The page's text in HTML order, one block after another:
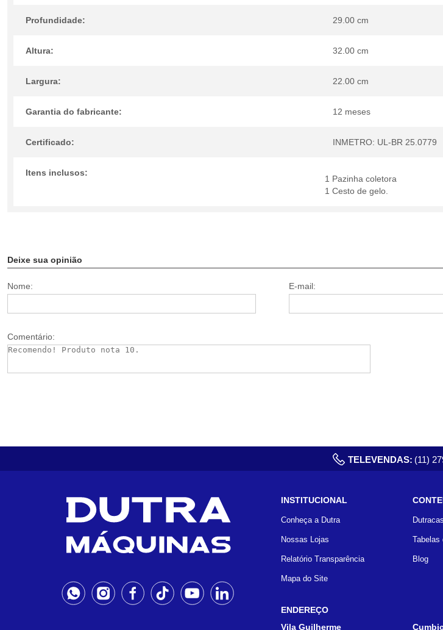
Profundidade: 29.00 cm
Altura: 32.00 cm
Largura: 22.00 cm
Garantia do fabricante: 12 meses
Certificado: INMETRO: UL-BR 25.0779
Itens inclusos:
1 Pazinha coletora
1 Cesto de gelo.
Deixe sua opinião
Nome: E-mail:
Comentário:
TELEVENDAS: (11)
INSTITUCIONAL
Conheça a Dutra
Nossas Lojas
Relatório Transparência
Mapa do Site
Tabelas
Blog
ENDEREÇO
Vila Guilherme